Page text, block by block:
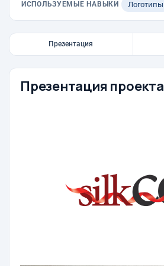
ИСПОЛЬЗУЕМЫЕ НАВЫКИ Логотипы
Презентация
Презентация проекта